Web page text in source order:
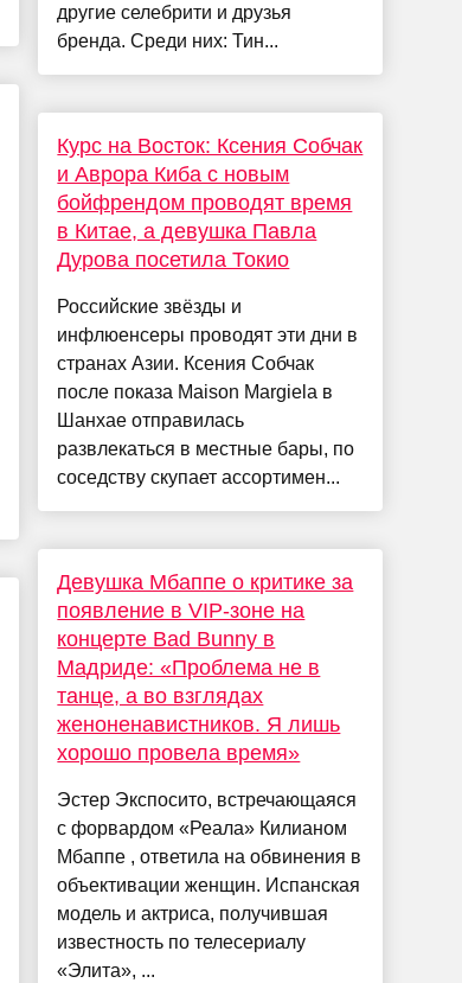
другие селебрити и друзья
бренда. Среди них: Тин...
Курс на Восток: Ксения Собчак
и Аврора Киба с новым
бойфрендом проводят время
в Китае, а девушка Павла
Дурова посетила Токио
Российские звёзды и
инфлюенсеры проводят эти дни в
странах Азии. Ксения Собчак
после показа Maison Margiela в
Шанхае отправилась
развлекаться в местные бары, по
соседству скупает ассортимен...
Девушка Мбаппе о критике за
появление в VIP-зоне на
концерте Bad Bunny в
Мадриде: «Проблема не в
танце, а во взглядах
женоненавистников. Я лишь
хорошо провела время»
Эстер Экспосито, встречающаяся
с форвардом «Реала» Килианом
Мбаппе , ответила на обвинения в
объективации женщин. Испанская
модель и актриса, получившая
известность по телесериалу
«Элита», ...